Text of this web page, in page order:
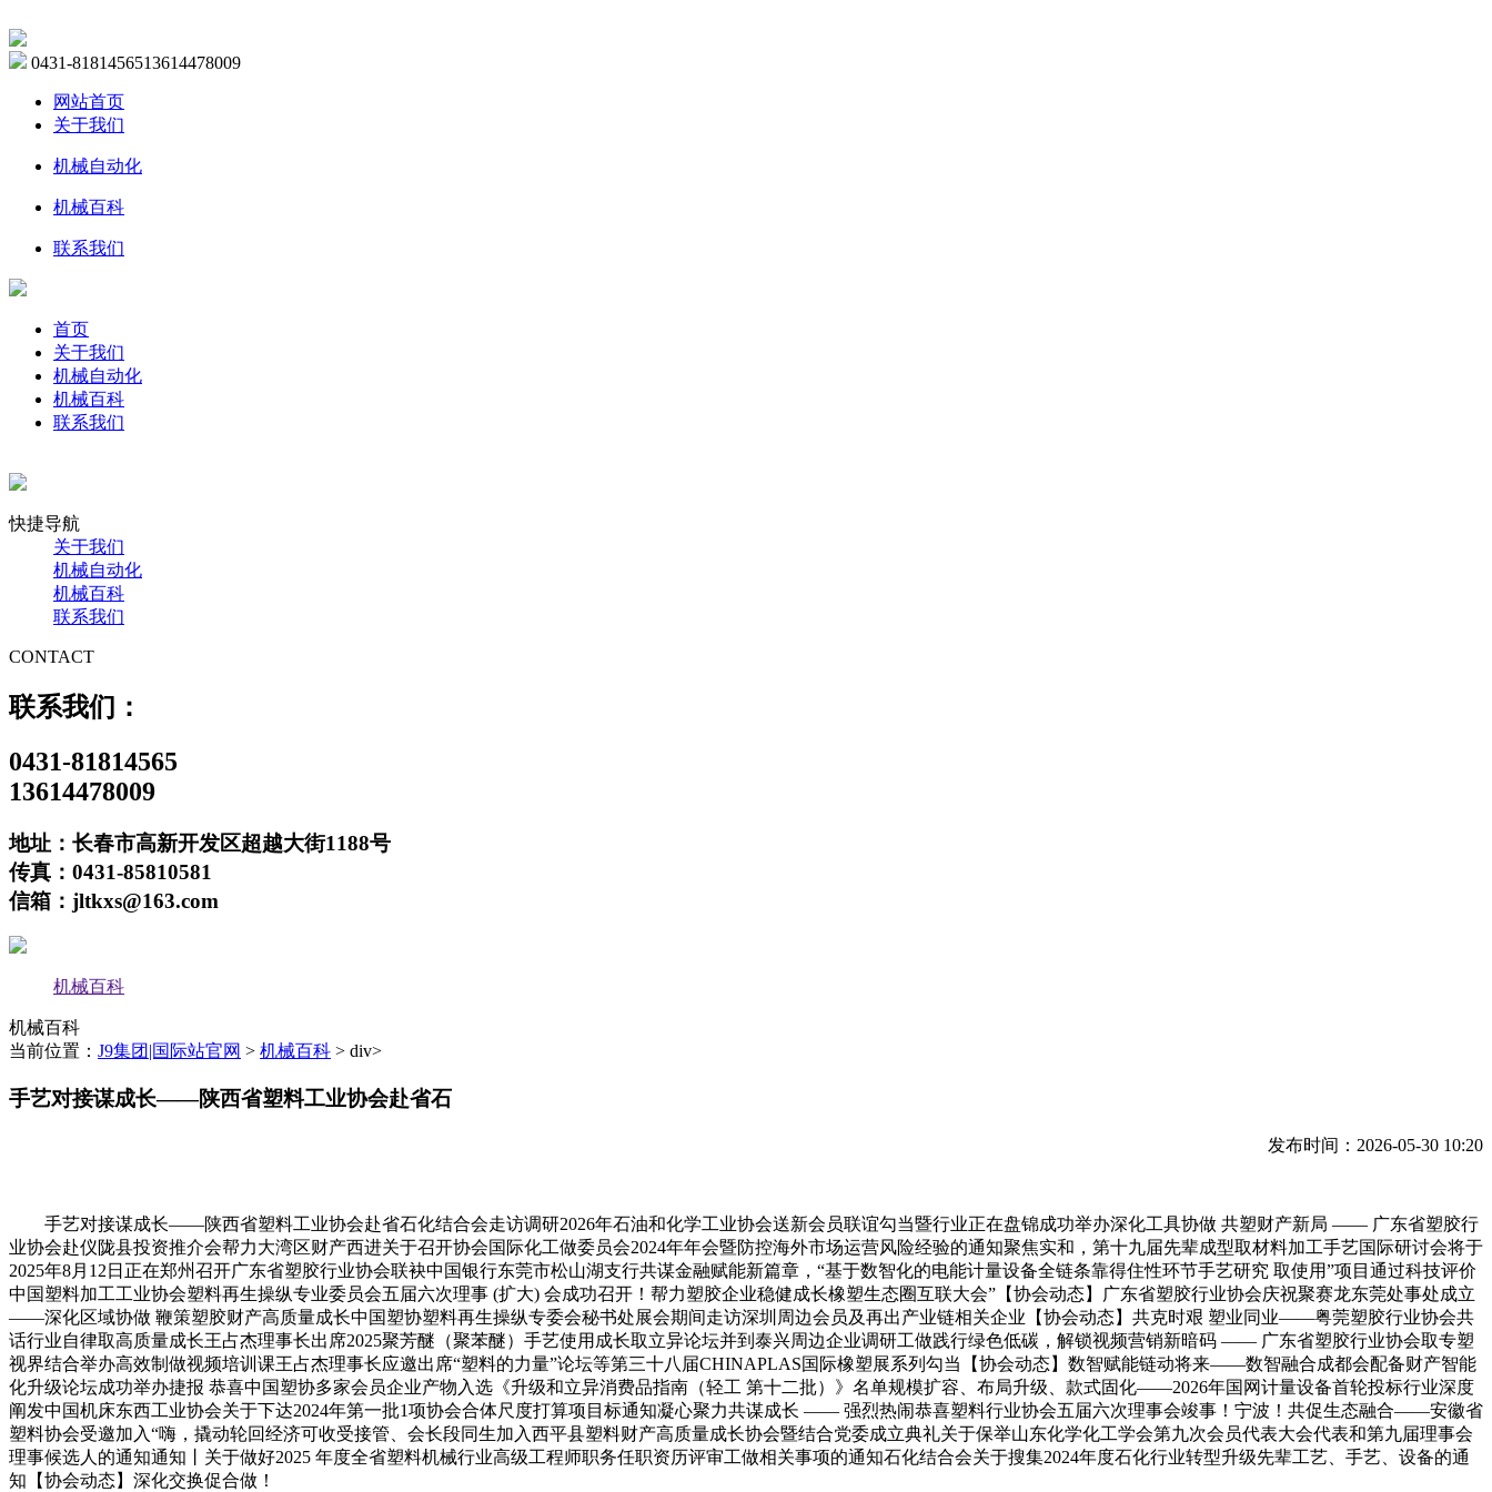
0431-8181456513614478009
网站首页
关于我们
机械自动化
机械百科
联系我们
首页
关于我们
机械自动化
机械百科
联系我们
快捷导航
关于我们
机械自动化
机械百科
联系我们
CONTACT
联系我们：
0431-81814565
13614478009
地址：长春市高新开发区超越大街1188号
传真：0431-85810581
信箱：jltkxs@163.com
机械百科
机械百科
当前位置： J9集团|国际站官网 > 机械百科 > div>
手艺对接谋成长——陕西省塑料工业协会赴省石
发布时间：2026-05-30 10:20
手艺对接谋成长——陕西省塑料工业协会赴省石化结合会走访调研2026年石油和化学工业协会送新会员联谊勾当暨行业正在盘锦成功举办深化工具协做 共塑财产新局 —— 广东省塑胶行
业协会赴仪陇县投资推介会帮力大湾区财产西进关于召开协会国际化工做委员会2024年年会暨防控海外市场运营风险经验的通知聚焦实和，第十九届先辈成型取材料加工手艺国际研讨会将于
2025年8月12日正在郑州召开广东省塑胶行业协会联袂中国银行东莞市松山湖支行共谋金融赋能新篇章，“基于数智化的电能计量设备全链条靠得住性环节手艺研究 取使用”项目通过科技评价
中国塑料加工工业协会塑料再生操纵专业委员会五届六次理事 (扩大) 会成功召开！帮力塑胶企业稳健成长橡塑生态圈互联大会”【协会动态】广东省塑胶行业协会庆祝聚赛龙东莞处事处成立
——深化区域协做 鞭策塑胶财产高质量成长中国塑协塑料再生操纵专委会秘书处展会期间走访深圳周边会员及再出产业链相关企业【协会动态】共克时艰 塑业同业——粤莞塑胶行业协会共
话行业自律取高质量成长王占杰理事长出席2025聚芳醚（聚苯醚）手艺使用成长取立异论坛并到泰兴周边企业调研工做践行绿色低碳，解锁视频营销新暗码 —— 广东省塑胶行业协会取专塑
视界结合举办高效制做视频培训课王占杰理事长应邀出席“塑料的力量”论坛等第三十八届CHINAPLAS国际橡塑展系列勾当【协会动态】数智赋能链动将来——数智融合成都会配备财产智能
化升级论坛成功举办捷报 恭喜中国塑协多家会员企业产物入选《升级和立异消费品指南（轻工 第十二批）》名单规模扩容、布局升级、款式固化——2026年国网计量设备首轮投标行业深度
阐发中国机床东西工业协会关于下达2024年第一批1项协会合体尺度打算项目标通知凝心聚力共谋成长 —— 强烈热闹恭喜塑料行业协会五届六次理事会竣事！宁波！共促生态融合——安徽省
塑料协会受邀加入“嗨，撬动轮回经济可收受接管、会长段同生加入西平县塑料财产高质量成长协会暨结合党委成立典礼关于保举山东化学化工学会第九次会员代表大会代表和第九届理事会
理事候选人的通知通知丨关于做好2025 年度全省塑料机械行业高级工程师职务任职资历评审工做相关事项的通知石化结合会关于搜集2024年度石化行业转型升级先辈工艺、手艺、设备的通
知【协会动态】深化交换促合做！